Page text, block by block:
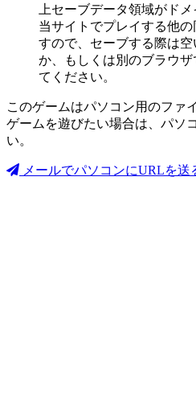
上セーブデータ領域がド
当サイトでプレイする他
すので、セーブする際は
か、もしくは別のブラウ
てください。
このゲームはパソコン用のファ
ゲームを遊びたい場合は、パソ
い。
メールでパソコンにURLを送